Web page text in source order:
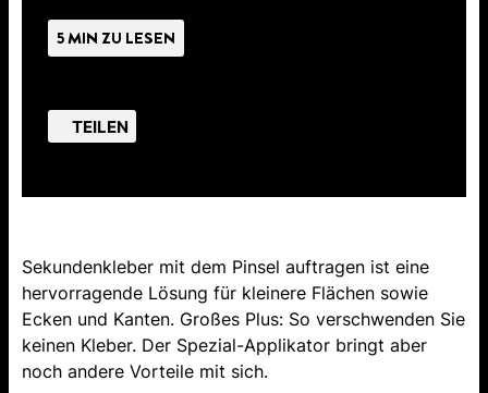
5 MIN ZU LESEN
TEILEN
Sekundenkleber mit dem Pinsel auftragen ist eine
hervorragende Lösung für kleinere Flächen sowie
Ecken und Kanten. Großes Plus: So verschwenden Sie
keinen Kleber. Der Spezial-Applikator bringt aber
noch andere Vorteile mit sich.